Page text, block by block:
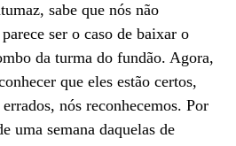
sabe que nós não
ser o caso de baixar o
da turma do fundão. Agora,
que eles estão certos,
nós reconhecemos. Por
uma semana daquelas de